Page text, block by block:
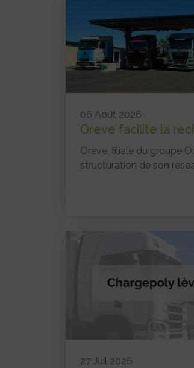
06 Août 2026
Oreve facilite la
Oreve, filiale du groupe
structuration de son
27 Juil 2026